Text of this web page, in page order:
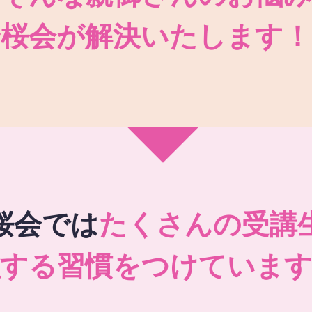
会が解決いたします！
会ではたくさんの受講
る習慣をつけています